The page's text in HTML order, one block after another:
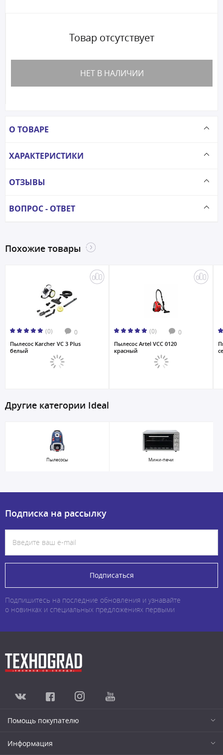
Товар отсутствует
НЕТ В НАЛИЧИИ
О ТОВАРЕ
ХАРАКТЕРИСТИКИ
ОТЗЫВЫ
ВОПРОС - ОТВЕТ
Похожие товары
(0) 0
Пылесос Karcher VC 3 Plus
белый
(0) 0
Пылесос Artel VCC 0120
красный
Другие категории Ideal
Пылесосы Мини-печи
Подписка на рассылку
Подписаться
Подпишитесь на последние обновления и узнавайте
о новинках и специальных предложениях первыми
Помощь покупателю
Информация